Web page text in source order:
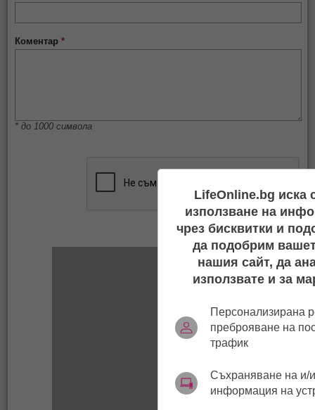
Коментар*
* до 1000 символа
LifeOnline.bg иска
използване на
чрез бисквитки и
да подобрим
нашия сайт, да
използвате и за
Персонализирана
преброяване на
трафик
Съхраняване на и/
информация на